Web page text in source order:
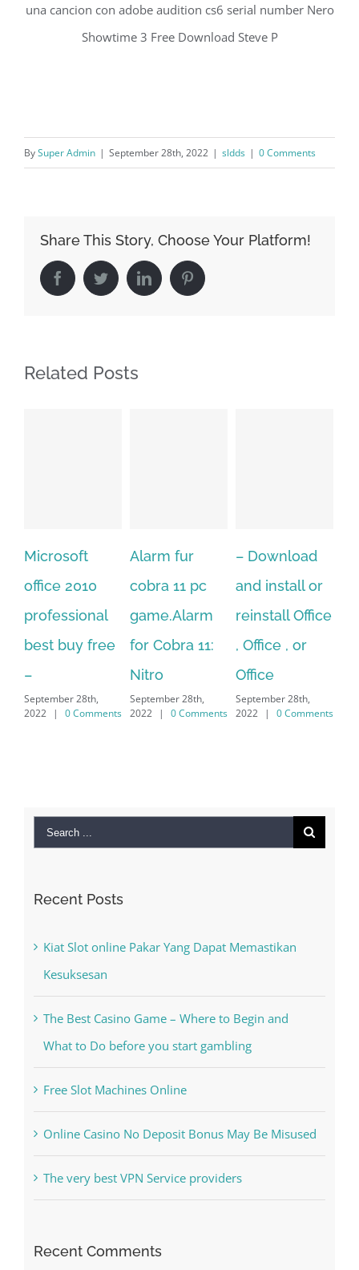
una cancion con adobe audition cs6 serial number Nero
Showtime 3 Free Download Steve P
BySuper Admin | September 28th, 2022 | sldds | 0 Comments
Share This Story, Choose Your Platform!
FacebookTwitterLinkedIn Pinterest
Related Posts
2010
buy free
28th,
0 Comments
Alarm fur
cobra 11 pc
game.Alarm
for Cobra 11:
September 28th,
2022 | 0 Comments
– Download
and install or
reinstall Office
, Office , or
September 28th,
2022 | 0 Comments
Hexatech
windows
Hexatech
7/8/10 &
Kiat Slot online Pakar Yang Dapat Memastikan
The Best Casino Game – Where to Begin and